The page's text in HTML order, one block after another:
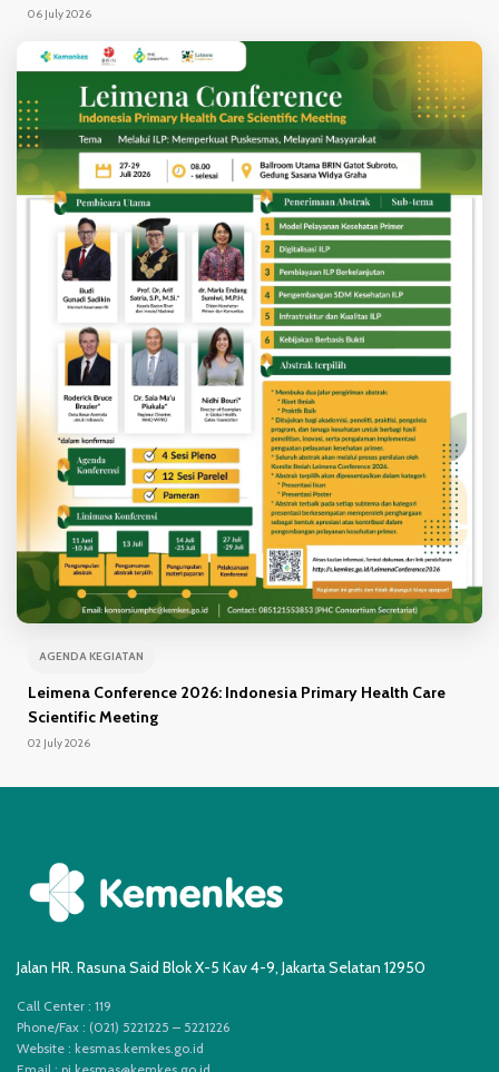
06 July 2026
AGENDA KEGIATAN
Leimena Conference 2026: Indonesia Primary Health Care
Scientific Meeting
02 July 2026
Jalan HR. Rasuna Said Blok X-5 Kav 4-9, Jakarta Selatan 12950
Call Center : 119
Phone/Fax : (021) 5221225 – 5221226
Website : kesmas.kemkes.go.id